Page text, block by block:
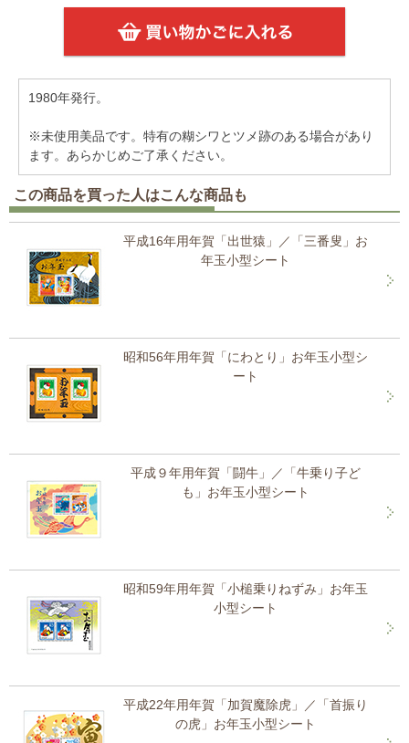
1980年発行。
※未使用美品です。特有の糊シワとツメ跡のある場合があり
ます。あらかじめご了承ください。
この商品を買った人はこんな商品も
平成16年用年賀「出世猿」／「三番叟」お
年玉小型シート
昭和56年用年賀「にわとり」お年玉小型シ
ート
平成９年用年賀「闘牛」／「牛乗り子ど
も」お年玉小型シート
昭和59年用年賀「小槌乗りねずみ」お年玉
小型シート
平成22年用年賀「加賀魔除虎」／「首振り
の虎」お年玉小型シート